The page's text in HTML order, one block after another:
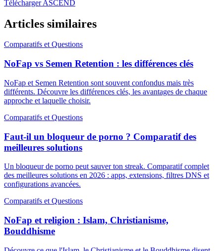
Télécharger ASCEND
Articles similaires
Comparatifs et Questions
NoFap vs Semen Retention : les différences clés
NoFap et Semen Retention sont souvent confondus mais très
différents. Découvre les différences clés, les avantages de chaque
approche et laquelle choisir.
Comparatifs et Questions
Faut-il un bloqueur de porno ? Comparatif des
meilleures solutions
Un bloqueur de porno peut sauver ton streak. Comparatif complet
des meilleures solutions en 2026 : apps, extensions, filtres DNS et
configurations avancées.
Comparatifs et Questions
NoFap et religion : Islam, Christianisme,
Bouddhisme